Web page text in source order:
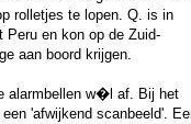
rolletjes te lopen. Q. is in
Peru en kon op de Zuid-
aan boord krijgen.
alarmbellen w�l af. Bij het
'afwijkend scanbeeld'.